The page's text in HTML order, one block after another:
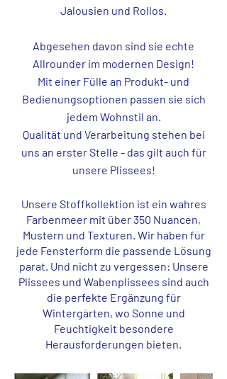
Jalousien und Rollos.
Abgesehen davon sind sie echte
Allrounder im modernen Design!
Mit einer Fülle an Produkt- und
Bedienungsoptionen passen sie sich
jedem Wohnstil an.
Qualität und Verarbeitung stehen bei
uns an erster Stelle - das gilt auch für
unsere Plissees!
Unsere Stoffkollektion ist ein wahres
Farbenmeer mit über 350 Nuancen,
Mustern und Texturen. Wir haben für
jede Fensterform die passende Lösung
parat. Und nicht zu vergessen: Unsere
Plissees und Wabenplissees sind auch
die perfekte Ergänzung für
Wintergärten, wo Sonne und
Feuchtigkeit besondere
Herausforderungen bieten.